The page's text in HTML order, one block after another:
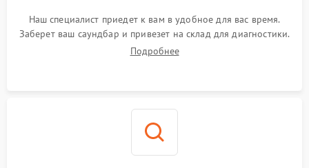
Наш специалист приедет к вам в удобное для вас время.
Заберет ваш саундбар и привезет на склад для диагностики.
Подробнее